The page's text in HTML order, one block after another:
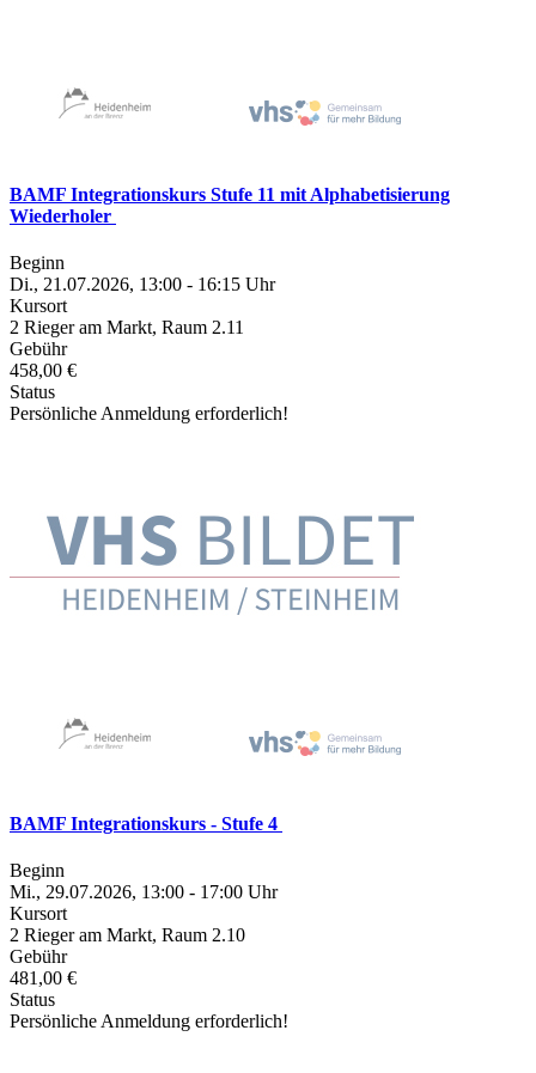
BAMF Integrationskurs Stufe 11 mit Alphabetisierung
Wiederholer
Beginn
Di., 21.07.2026, 13:00 - 16:15 Uhr
Kursort
2 Rieger am Markt, Raum 2.11
Gebühr
458,00 €
Status
Persönliche Anmeldung erforderlich!
BAMF Integrationskurs - Stufe 4
Beginn
Mi., 29.07.2026, 13:00 - 17:00 Uhr
Kursort
2 Rieger am Markt, Raum 2.10
Gebühr
481,00 €
Status
Persönliche Anmeldung erforderlich!